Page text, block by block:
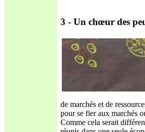
3 - Un chœur des
de marchés et de
pour se fier aux marchés
Comme cela serait